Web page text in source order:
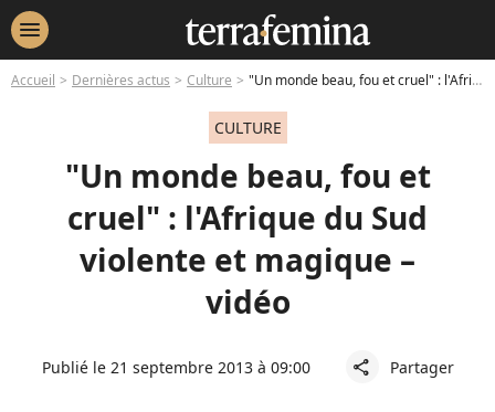
menu
Accueil Dernières actus Culture "Un monde beau, fou et cruel" : l'Afrique du Sud violente et magique – vidéo
CULTURE
"Un monde beau, fou et
cruel" : l'Afrique du Sud
violente et magique –
vidéo
Publié le 21 septembre 2013 à 09:00 share Partager